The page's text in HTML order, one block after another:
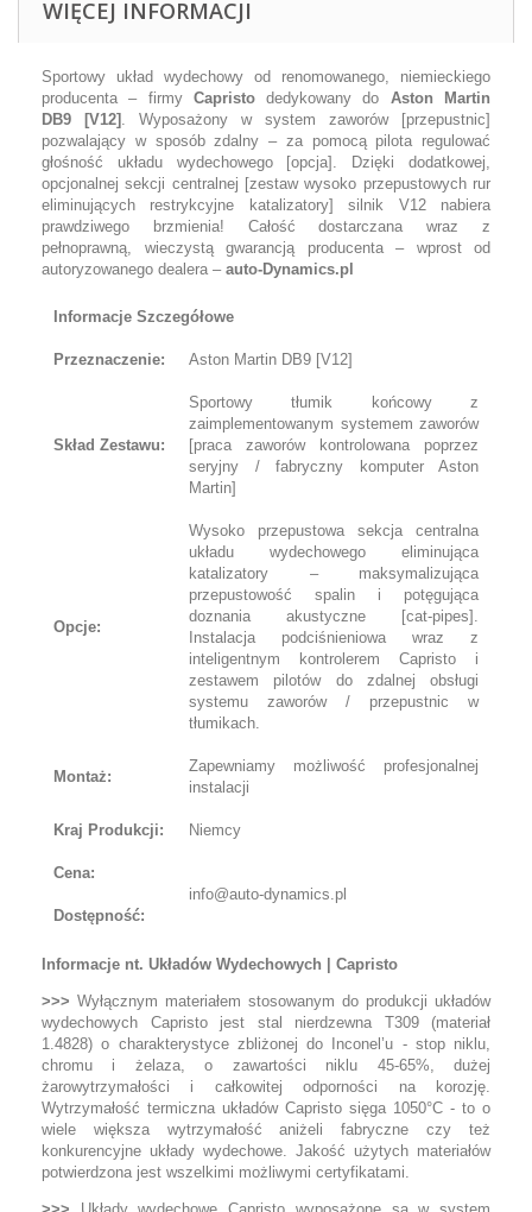
WIĘCEJ INFORMACJI
Sportowy układ wydechowy od renomowanego, niemieckiego
producenta – firmy Capristodedykowany do Aston Martin
DB9
[V12] . Wyposażony w system zaworów [przepustnic]
pozwalający w sposób zdalny – za pomocą pilota regulować
głośność układu wydechowego [opcja]. Dzięki dodatkowej,
opcjonalnej sekcji centralnej [zestaw wysoko przepustowych rur
eliminujących restrykcyjne katalizatory] silnik V12 nabiera
prawdziwego brzmienia! Całość dostarczana wraz z
pełnoprawną, wieczystą gwarancją producenta – wprost od
autoryzowanego dealera –auto-Dynamics.pl
Informacje Szczegółowe
Przeznaczenie: Aston Martin DB9 [V12]
Skład Zestawu:
Sportowy tłumik końcowy z
zaimplementowanym systemem zaworów
[praca zaworów kontrolowana poprzez
seryjny / fabryczny komputer Aston
Martin]
Opcje:
Wysoko przepustowa sekcja centralna
układu wydechowego eliminująca
katalizatory – maksymalizująca
przepustowość spalin i potęgująca
doznania akustyczne [cat-pipes].
Instalacja podciśnieniowa wraz z
inteligentnym kontrolerem Capristo i
zestawem pilotów do zdalnej obsługi
systemu zaworów / przepustnic w
tłumikach.
Montaż:
Zapewniamy możliwość profesjonalnej
instalacji
Kraj Produkcji: Niemcy
Cena:
info@auto-dynamics.pl
Dostępność:
Informacje nt. Układów Wydechowych | Capristo
>>> Wyłącznym materiałem stosowanym do produkcji układów
wydechowych Capristo jest stal nierdzewna T309 (materiał
1.4828) o charakterystyce zbliżonej do Inconel’u - stop niklu,
chromu i żelaza, o zawartości niklu 45-65%, dużej
żarowytrzymałości i całkowitej odporności na korozję.
Wytrzymałość termiczna układów Capristo sięga 1050°C - to o
wiele większa wytrzymałość aniżeli fabryczne czy też
konkurencyjne układy wydechowe. Jakość użytych materiałów
potwierdzona jest wszelkimi możliwymi certyfikatami.